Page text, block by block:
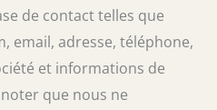
de contact telles que
email, adresse, téléphone,
et informations de
que nous ne